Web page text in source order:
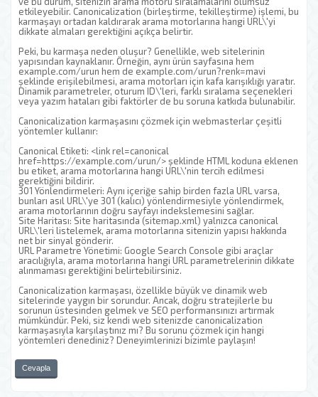
etkileyebilir. Canonicalization (birleştirme, tekilleştirme) işlemi, bu
karmaşayı ortadan kaldırarak arama motorlarına hangi URL\'yi
dikkate almaları gerektiğini açıkça belirtir.
Peki, bu karmaşa neden oluşur? Genellikle, web sitelerinin
yapısından kaynaklanır. Örneğin, aynı ürün sayfasına hem
example.com/urun hem de example.com/urun?renk=mavi
şeklinde erişilebilmesi, arama motorları için kafa karışıklığı yaratır.
Dinamik parametreler, oturum ID\'leri, farklı sıralama seçenekleri
veya yazım hataları gibi faktörler de bu soruna katkıda bulunabilir.
Canonicalization karmaşasını çözmek için webmasterlar çeşitli
yöntemler kullanır:
Canonical Etiketi: <link rel=canonical
href=https://example.com/urun/> şeklinde HTML koduna eklenen
bu etiket, arama motorlarına hangi URL\'nin tercih edilmesi
gerektiğini bildirir.
301 Yönlendirmeleri: Aynı içeriğe sahip birden fazla URL varsa,
bunları asıl URL\'ye 301 (kalıcı) yönlendirmesiyle yönlendirmek,
arama motorlarının doğru sayfayı indekslemesini sağlar.
Site Haritası: Site haritasında (sitemap.xml) yalnızca canonical
URL\'leri listelemek, arama motorlarına sitenizin yapısı hakkında
net bir sinyal gönderir.
URL Parametre Yönetimi: Google Search Console gibi araçlar
aracılığıyla, arama motorlarına hangi URL parametrelerinin dikkate
alınmaması gerektiğini belirtebilirsiniz.
Canonicalization karmaşası, özellikle büyük ve dinamik web
sitelerinde yaygın bir sorundur. Ancak, doğru stratejilerle bu
sorunun üstesinden gelmek ve SEO performansınızı artırmak
mümkündür. Peki, siz kendi web sitenizde canonicalization
karmaşasıyla karşılaştınız mı? Bu sorunu çözmek için hangi
yöntemleri denediniz? Deneyimlerinizi bizimle paylaşın!
Cevapla